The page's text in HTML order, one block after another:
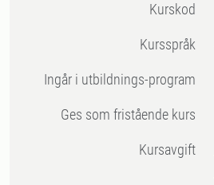
Kurskod
Kursspråk
Ingår i utbildnings-program
Ges som fristående kurs
Kursavgift